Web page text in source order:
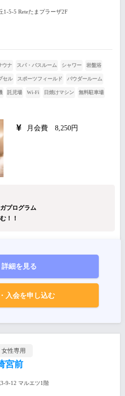
1-5-5 Reteたまプラーザ2F
ウナ スパ・バスルーム シャワー 岩盤浴
セル スポーツフィールド パウダールーム
託児場 Wi-Fi 日焼けマシン 無料駐車場
月会費 8,250円
プログラム
！！
詳細を見る
入会を申し込む
女性専用
宮前
9-12 マルエツ1階